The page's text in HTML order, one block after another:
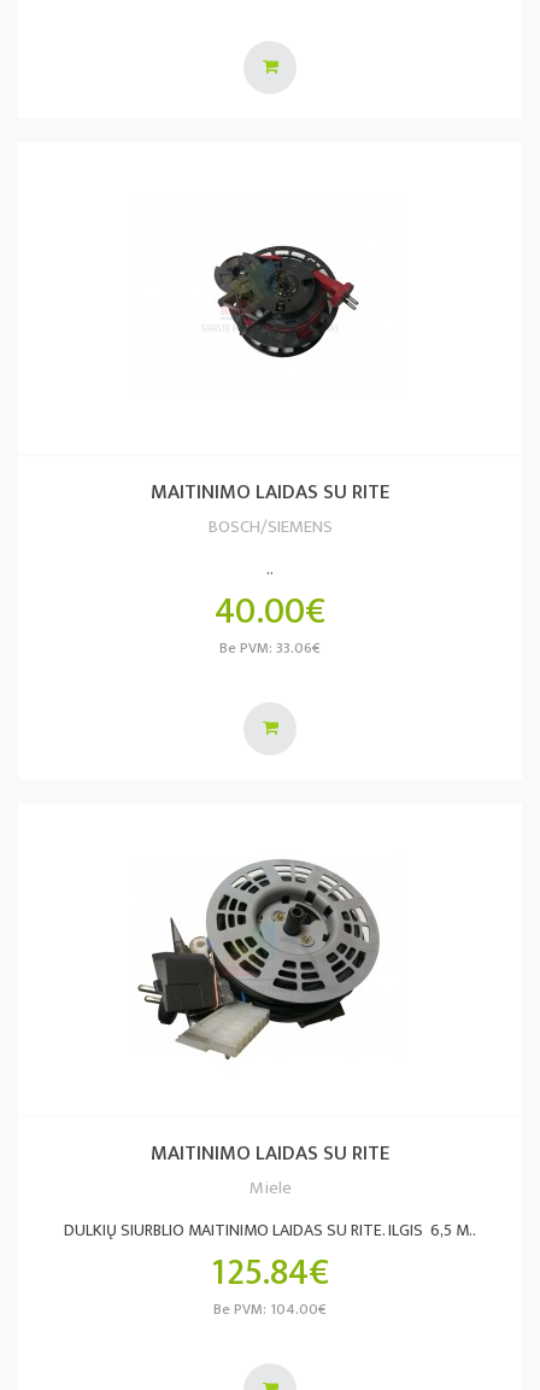
MAITINIMO LAIDAS SU RITE
BOSCH/SIEMENS
..
40.00€
Be PVM: 33.06€
MAITINIMO LAIDAS SU RITE
Miele
DULKIŲ SIURBLIO MAITINIMO LAIDAS SU RITE. ILGIS 6,5 M..
125.84€
Be PVM: 104.00€